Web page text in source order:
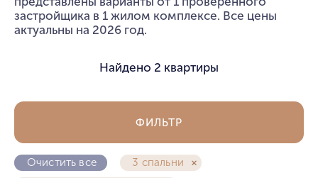
застройщика в 1 жилом комплексе. Все цены
актуальны на 2026 год.
Найдено 2 квартиры
Очистить все
3 спальни
ФИЛЬТР